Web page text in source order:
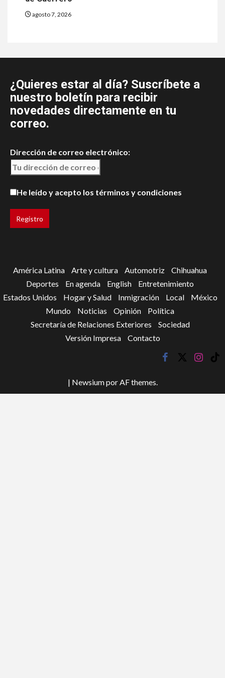
agosto 7, 2026
¿Quieres estar al día? Suscríbete a
nuestro boletín para recibir
novedades directamente en tu
correo.
Dirección de correo electrónico:
He leído y acepto los términos y condiciones
América Latina Arte y cultura Automotriz
Chihuahua
Deportes
En agenda English
Entretenimiento
Estados Unidos
Hogar y Salud Inmigración Local
México
Mundo
Noticias Opinión
Política
Secretaría de Relaciones Exteriores
Sociedad
Versión Impresa
Contacto
facebook
twitter
tik
| Newsiumpor AF themes.